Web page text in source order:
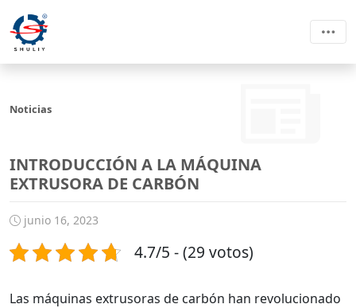
Noticias
INTRODUCCIÓN A LA MÁQUINA
EXTRUSORA DE CARBÓN
junio 16, 2023
4.7/5 - (29 votos)
Las máquinas extrusoras de carbón han revolucionado